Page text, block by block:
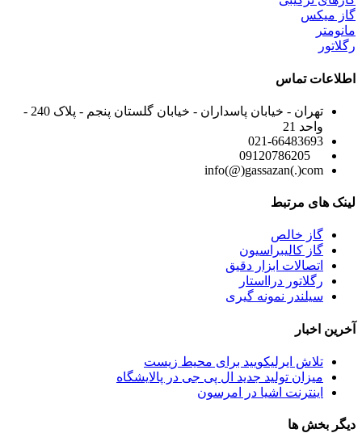
گاز میکس
مانومتر
رگلاتور
اطلاعات تماس
تهران - خیابان پاسداران - خیابان گلستان پنجم - پلاک 240 -
واحد 21
021-66483693
info(@)gassazan(.)com
لینک های مرتبط
گاز خالص
گاز کالیبراسیون
اتصالات ابزار دقیق
رگلاتور درااستار
سیلندر نمونه گیری
آخرین اخبار
تلاش ایرلیکویید برای محیط زیست
میزان تولید جدید ال پی جی در پالایشگاه
اینترنت اشیا در امرسون
دیگر بخش ها